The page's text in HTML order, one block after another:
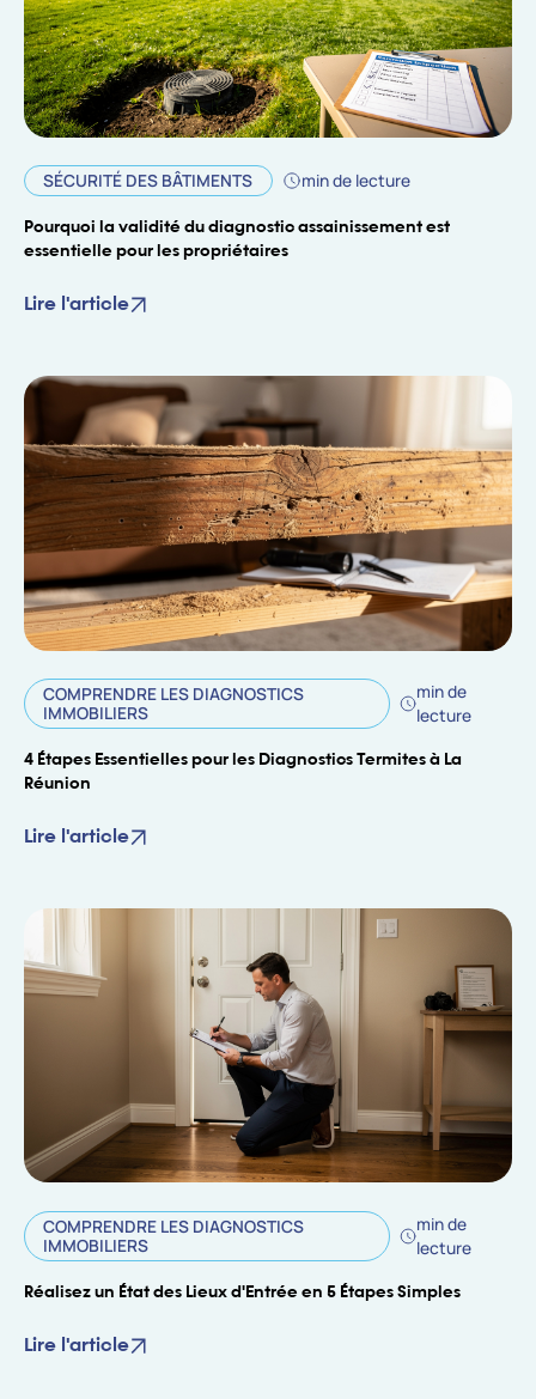
SÉCURITÉ DES BÂTIMENTS min de lecture
Pourquoi la validité du diagnostic assainissement est
essentielle pour les propriétaires
Lire l'article
COMPRENDRE LES DIAGNOSTICS
IMMOBILIERS
min de
lecture
4 Étapes Essentielles pour les Diagnostics Termites à La
Réunion
Lire l'article
COMPRENDRE LES DIAGNOSTICS
IMMOBILIERS
min de
lecture
Réalisez un État des Lieux d'Entrée en 5 Étapes Simples
Lire l'article